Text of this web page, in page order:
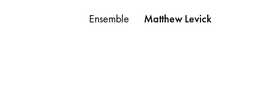
Ensemble
Matthew Levick